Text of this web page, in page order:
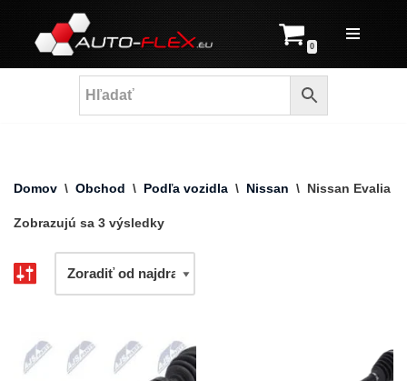
Prejsť
na
0
Domov \ Obchod \ Podľa vozidla \ Nissan \ Nissan Evalia
Zobrazujú sa 3 výsledky